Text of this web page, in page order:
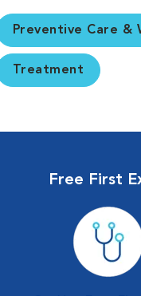
Preventive Care &
Treatment
Free First